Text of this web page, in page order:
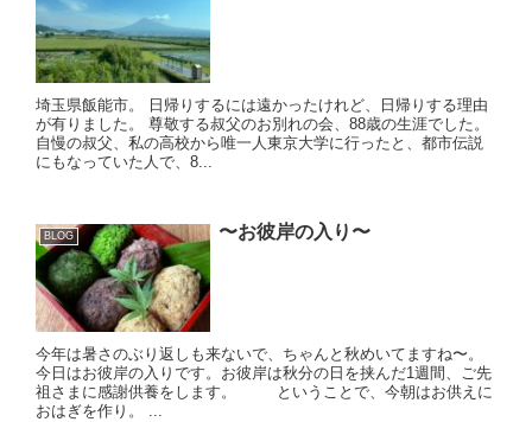
埼玉県飯能市。 日帰りするには遠かったけれど、日帰りする理由
が有りました。 尊敬する叔父のお別れの会、88歳の生涯でした。
自慢の叔父、私の高校から唯一人東京大学に行ったと、都市伝説
にもなっていた人で、8...
BLOG 〜お彼岸の入り〜
今年は暑さのぶり返しも来ないで、ちゃんと秋めいてますね〜。
今日はお彼岸の入りです。お彼岸は秋分の日を挟んだ1週間、ご先
祖さまに感謝供養をします。 ということで、今朝はお供えに
おはぎを作り。 ...